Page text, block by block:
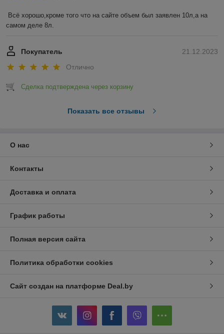
Всё хорошо,кроме того что на сайте объем был заявлен 10л,а на
самом деле 8л.
21.12.2023
Покупатель
Отлично
Сделка подтверждена через корзину
Показать все отзывы
О нас
Контакты
Доставка и оплата
График работы
Полная версия сайта
Политика обработки cookies
Сайт создан на платформе Deal.by